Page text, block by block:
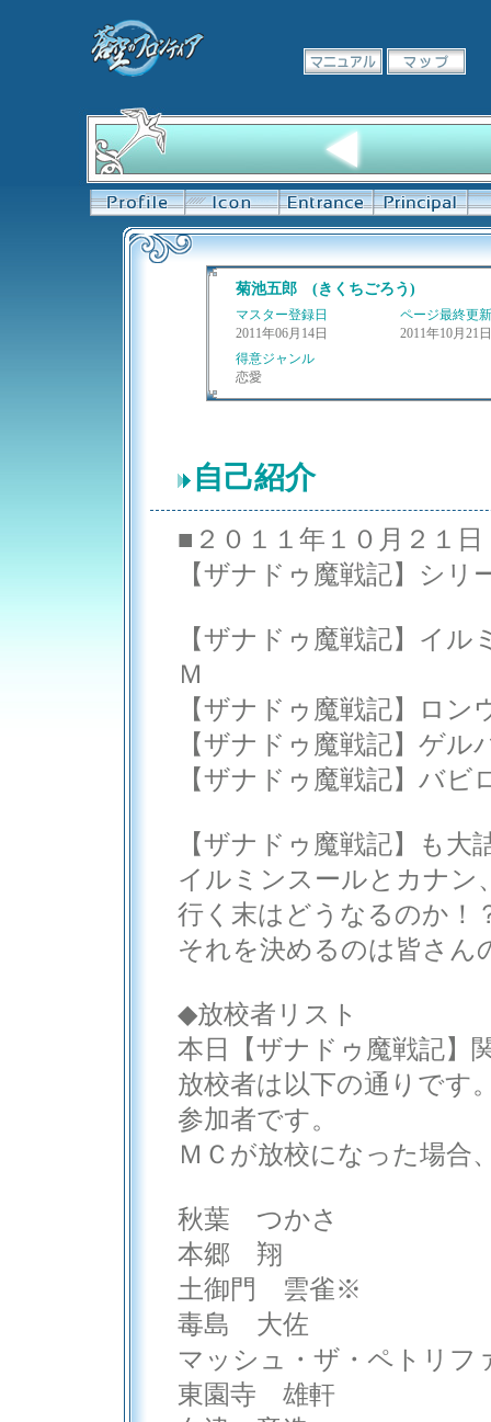
菊池五郎 (きくちごろう)
マスター登録日
2011年06月14日
ページ最終更
2011年10月21日
得意ジャンル
恋愛
自己紹介
■２０１１年１０月２１日
【ザナドゥ魔戦記】シ
【ザナドゥ魔戦記】イ
Ｍ
【ザナドゥ魔戦記】ロ
【ザナドゥ魔戦記】ゲ
【ザナドゥ魔戦記】バ
【ザナドゥ魔戦記】も大
イルミンスールとカナン
行く末はどうなるのか！
それを決めるのは皆さん
◆放校者リスト
本日【ザナドゥ魔戦記】
放校者は以下の通りです
参加者です。
ＭＣが放校になった場合
秋葉 つかさ
本郷 翔
土御門 雲雀※
毒島 大佐
マッシュ・ザ・ペトリフ
東園寺 雄軒